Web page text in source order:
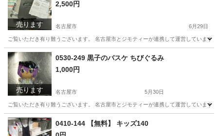
売ります
2,500円
名古屋市 6月29日
ご覧いただき有り難うございます。 名古屋市とジモティーが連携して運営してい
愛知 名古屋市 キッチン家電 リユース
売ります
0530-249 黒子のバスケ ちびぐるみ
1,000円
名古屋市 5月30日
ご覧いただき有り難うございます。 名古屋市とジモティーが連携して運営してい
愛知 名古屋市 リユース
0410-144 【無料】 キッズ140